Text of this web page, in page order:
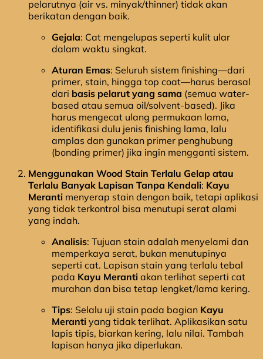
pelarutnya (air vs. minyak/thinner) tidak akan
berikatan dengan baik.
Gejala: Cat mengelupas seperti kulit ular
dalam waktu singkat.
Aturan Emas: Seluruh sistem finishing—dari
primer, stain, hingga top coat—harus berasal
dari basis pelarut yang sama (semua water-
based atau semua oil/solvent-based). Jika
harus mengecat ulang permukaan lama,
identifikasi dulu jenis finishing lama, lalu
amplas dan gunakan primer penghubung
(bonding primer) jika ingin mengganti sistem.
Menggunakan Wood Stain Terlalu Gelap atau
Terlalu Banyak Lapisan Tanpa Kendali: Kayu
Meranti menyerap stain dengan baik, tetapi aplikasi
yang tidak terkontrol bisa menutupi serat alami
yang indah.
Analisis: Tujuan stain adalah menyelami dan
memperkaya serat, bukan menutupinya
seperti cat. Lapisan stain yang terlalu tebal
pada Kayu Meranti akan terlihat seperti cat
murahan dan bisa tetap lengket/lama kering.
Tips: Selalu uji stain pada bagian Kayu
Meranti yang tidak terlihat. Aplikasikan satu
lapis tipis, biarkan kering, lalu nilai. Tambah
lapisan hanya jika diperlukan.